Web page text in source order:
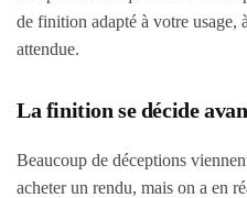
de finition adapté à votre usage,
attendue.
La finition se décide
Beaucoup de déceptions
acheter un rendu, mais on a en